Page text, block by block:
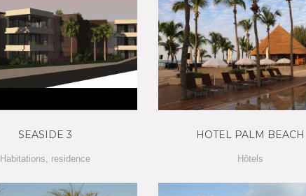
SEASIDE 3
Habitations residence
HOTEL PALM BEACH
Hôtels